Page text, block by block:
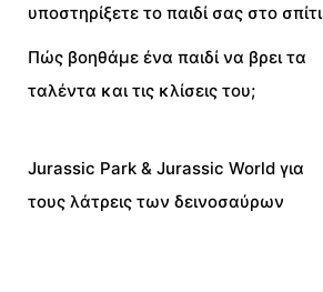
υποστηρίξετε το παιδί σας στο σπίτι
Πώς βοηθάμε ένα παιδί να βρει τα
ταλέντα και τις κλίσεις του;
Jurassic Park & Jurassic World για
τους λάτρεις των δεινοσαύρων